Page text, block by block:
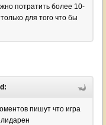
потратить более 10-
для того что бы
пишут что игра